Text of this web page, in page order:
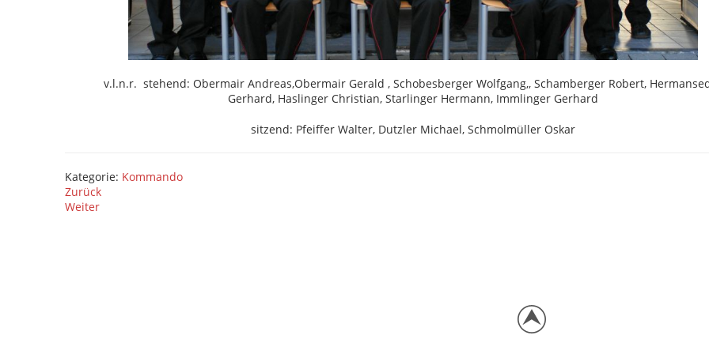
v.l.n.r. stehend: Obermair Andreas,Obermair Gerald , Schobesberger Wolfgang,, Schamberger Robert,
Gerhard, Haslinger Christian, Starlinger Hermann, Immlinger Gerhard
sitzend: Pfeiffer Walter, Dutzler Michael, Schmolmüller Oskar
Kategorie: Kommando
Zurück
Weiter